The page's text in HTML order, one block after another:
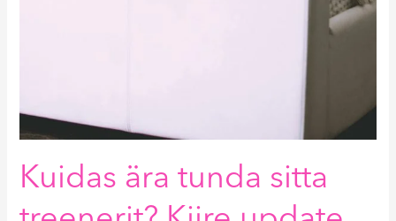
Kuidas ära tunda sitta